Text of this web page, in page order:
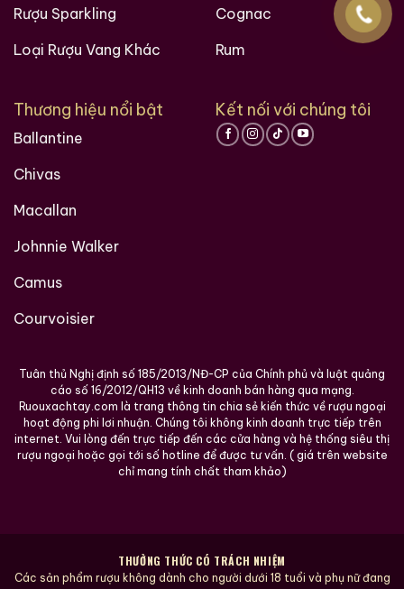
Hương mở đầu phong phú và sâu lắng: mận khô, vỏ
cô-la đen, gỗ tuyết tùng và chút thuốc lá nhẹ.
Xuất hiện thêm:
Gia vị quế
Da thuộc tinh tế
Trái cây sấy cổ điển
Đây là kiểu hương “old-school sherry Speyside” –
Vị rượu (Palate)
Thân rượu vừa phải nhưng đậm vị. Vị đầu là trái cây
khô và caramel nhẹ. Ở tầng giữa, cấu trúc phát triển
với:
Rượu Sparkling
Loại Rượu Vang Khác
Cognac
Rum
Thương hiệu nổi bật
Ballantine
Chivas
Macallan
Johnnie Walker
Camus
Courvoisier
Kết nối với chúng tôi
Tuân thủ Nghị định số 185/2013/NĐ-CP của Chính phủ và luật quảng
cáo số 16/2012/QH13 về kinh doanh bán hàng qua mạng.
Ruouxachtay.com là trang thông tin chia sẻ kiến thức về rượu ngoại
hoạt động phi lơi nhuận. Chúng tôi không kinh doanh trực tiếp trên
internet. Vui lòng đến trực tiếp đến các cửa hàng và hệ thống siêu thị
rượu ngoại hoặc gọi tới số hotline để được tư vấn. ( giá trên website
chỉ mang tính chất tham khảo)
THƯỞNG THỨC CÓ TRÁCH NHIỆM
Các sản phẩm rượu không dành cho người dưới 18 tuổi và phụ nữ đang